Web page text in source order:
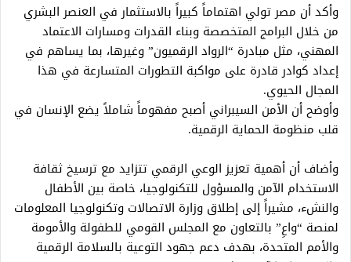
وأكد أن مصر تولي اهتماماً كبيراً بالاستثمار في العنصر البشري
من خلال البرامج المتخصصة وبناء القدرات ومسارات الاعتماد
المهني، مثل مبادرة “الرواد الرقميون” وغيرها، بما يساهم في
إعداد كوادر قادرة على مواكبة التطورات المتسارعة في هذا
المجال الحيوي.
وأوضح أن الأمن السيبراني أصبح مفهوماً شاملاً يضع الإنسان في
قلب منظومة الحماية الرقمية.
وأضاف أن أهمية تعزيز الوعي الرقمي تتزايد مع ترسيخ ثقافة
الاستخدام الآمن والمسؤول للتكنولوجيا، خاصة بين الأطفال
والنشء، مشيراً إلى إطلاق وزارة الاتصالات وتكنولوجيا المعلومات
لمنصة “واعِ” بالتعاون مع المجلس القومي للطفولة والأمومة
والأمم المتحدة، بهدف دعم جهود التوعية بالسلامة الرقمية